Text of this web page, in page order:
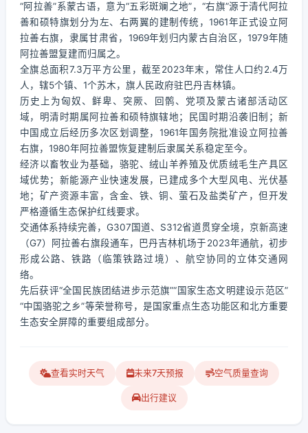
“阿拉善”系蒙古语，意为“五彩斑斓之地”，“右旗”源于清代阿拉
善和硕特旗划分为左、右两翼的建制传统，1961年正式设立阿
拉善右旗，隶属甘肃省，1969年划归内蒙古自治区，1979年随
阿拉善盟复建而归属之。
全旗总面积7.3万平方公里，截至2023年末，常住人口约2.4万
人，辖5个镇、1个苏木，旗人民政府驻巴丹吉林镇。
历史上为匈奴、鲜卑、突厥、回鹘、党项及蒙古诸部活动区
域，明清时期属阿拉善和硕特旗辖地；民国时期沿袭旧制；新
中国成立后经历多次区划调整，1961年国务院批准设立阿拉善
右旗，1980年阿拉善盟恢复建制后隶属关系稳定至今。
经济以畜牧业为基础，骆驼、绒山羊养殖及优质绒毛生产具区
域优势；新能源产业快速发展，已建成多个大型风电、光伏基
地；矿产资源丰富，含金、铁、铜、萤石及盐类矿产，但开发
严格遵循生态保护红线要求。
交通体系持续完善，G307国道、S312省道贯穿全境，京新高速
（G7）阿拉善右旗段通车，巴丹吉林机场于2023年通航，初步
形成公路、铁路（临策铁路过境）、航空协同的立体交通网
络。
先后获评“全国民族团结进步示范旗”“国家生态文明建设示范区”
“中国骆驼之乡”等荣誉称号，是国家重点生态功能区和北方重要
生态安全屏障的重要组成部分。
查看实时天气 未来7天预报 空气质量查询
出行建议